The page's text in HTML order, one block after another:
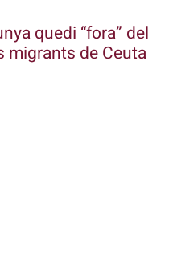
quedi “fora” del
migrants de Ceuta